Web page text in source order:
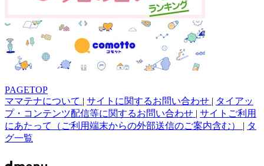
PAGETOP
ママテナについて | サイトに関するお問い合わせ | タイアッ
プ・コンテンツ配信等に関するお問い合わせ | サイトご利用
にあたって（ご利用端末からの外部送信のご案内含む） | タ
グ一覧